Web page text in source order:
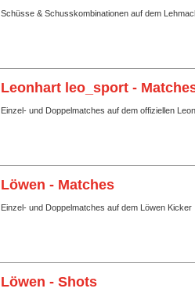
Schüsse & Schusskombinationen auf dem
Leonhart leo_sport -
Einzel- und Doppelmatches auf dem offiziellen
Löwen - Matches
Einzel- und Doppelmatches auf dem Löwen Kicker
Löwen - Shots